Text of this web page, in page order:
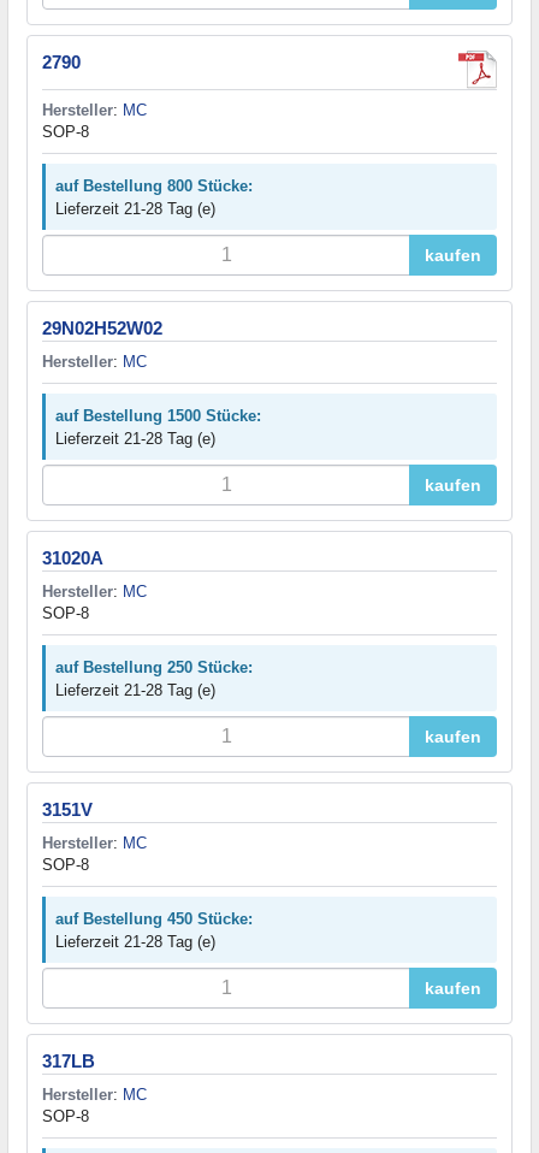
2790
Hersteller: MC
SOP-8
auf Bestellung 800 Stücke:
Lieferzeit 21-28 Tag (e)
kaufen
29N02H52W02
Hersteller: MC
auf Bestellung 1500 Stücke:
Lieferzeit 21-28 Tag (e)
kaufen
31020A
Hersteller: MC
SOP-8
auf Bestellung 250 Stücke:
Lieferzeit 21-28 Tag (e)
kaufen
3151V
Hersteller: MC
SOP-8
auf Bestellung 450 Stücke:
Lieferzeit 21-28 Tag (e)
kaufen
317LB
Hersteller: MC
SOP-8